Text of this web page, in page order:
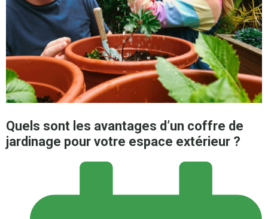
Quels sont les avantages d’un coffre de
jardinage pour votre espace extérieur ?